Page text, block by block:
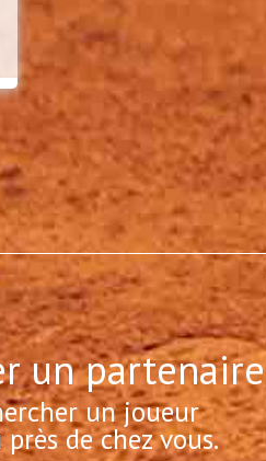
un partenaire
un joueur
de chez vous.